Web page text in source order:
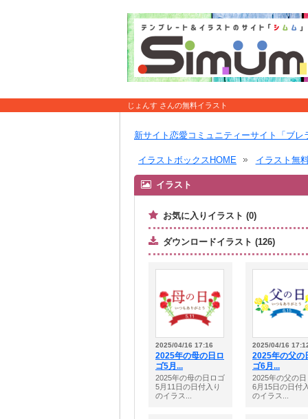
じょんす さんの無料イラスト
新サイト恋愛コミュニティーサイト「ブレ
イラストボックスHOME イラスト無
イラスト
お気に入りイラスト (0)
ダウンロードイラスト (126)
2025/04/16 17:16
2025年の母の日ロ
ゴ5月...
2025年の母の日ロゴ
5月11日の日付入り
のイラス...
2025/04/16
2025年の父の
ゴ6月...
2025年の父の
6月15日の日付
のイラス...